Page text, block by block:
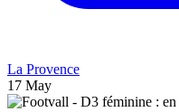
La Provence
17 May